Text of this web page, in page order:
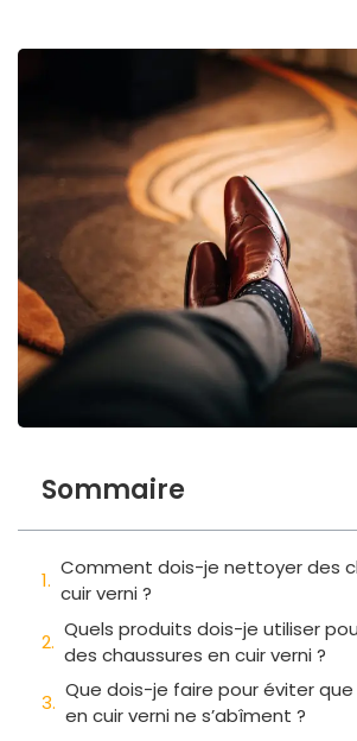
Sommaire
Comment dois-je nettoyer des
cuir verni ?
Quels produits dois-je utiliser
des chaussures en cuir verni ?
Que dois-je faire pour éviter que
en cuir verni ne s’abîment ?